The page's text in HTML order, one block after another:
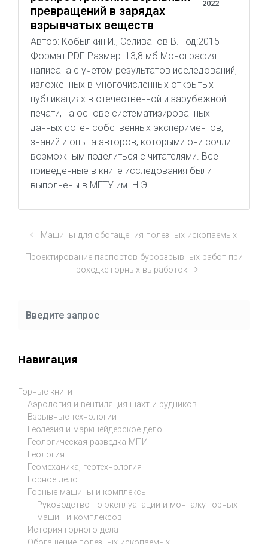
превращений в зарядах
взрывчатых веществ
2022
Автор: Кобылкин И., Селиванов В. Год:2015
Формат:PDF Размер: 13,8 мб Монография
написана с учетом результатов исследований,
изложенных в многочисленных открытых
публикациях в отечественной и зарубежной
печати, на основе систематизированных
данных сотен собственных экспериментов,
знаний и опыта авторов, которыми они сочли
возможным поделиться с читателями. Все
приведенные в книге исследования были
выполнены в МГТУ им. Н.Э. […]
Машины для обогащения полезных ископаемых
Проектирование паспортов буровзрывных работ при
проходке горных выработок
Навигация
Горные книги
Аэрология и вентиляция шахт и рудников
Взрывные технологии
Геодезия и маркшейдерское дело
Геологическая разведка МПИ
Геология
Геомеханика, геотехнология
Горное дело
Горные машины и комплексы
Руководство по эксплуатации и монтажу горных
машин и комплексов
История горного дела